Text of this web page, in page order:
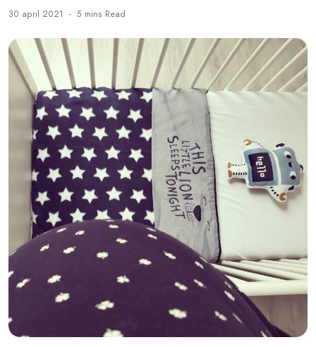
30 april 2021 5 mins Read